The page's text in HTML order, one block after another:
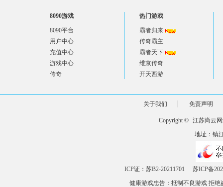
8090游戏
8090平台
用户中心
充值中心
游戏中心
传奇
热门游戏
霸者归来
传奇霸主
霸者天下
维京传奇
开天西游
关于我们 免责声明
Copyright © 江苏尚云
地址：镇
ICP证：苏B2-20211701
苏ICP备
健康游戏忠告：抵制不良游戏 拒